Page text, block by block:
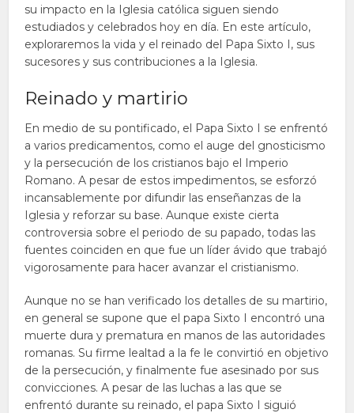
su impacto en la Iglesia católica siguen siendo
estudiados y celebrados hoy en día. En este artículo,
exploraremos la vida y el reinado del Papa Sixto I, sus
sucesores y sus contribuciones a la Iglesia.
Reinado y martirio
En medio de su pontificado, el Papa Sixto I se enfrentó
a varios predicamentos, como el auge del gnosticismo
y la persecución de los cristianos bajo el Imperio
Romano. A pesar de estos impedimentos, se esforzó
incansablemente por difundir las enseñanzas de la
Iglesia y reforzar su base. Aunque existe cierta
controversia sobre el periodo de su papado, todas las
fuentes coinciden en que fue un líder ávido que trabajó
vigorosamente para hacer avanzar el cristianismo.
Aunque no se han verificado los detalles de su martirio,
en general se supone que el papa Sixto I encontró una
muerte dura y prematura en manos de las autoridades
romanas. Su firme lealtad a la fe le convirtió en objetivo
de la persecución, y finalmente fue asesinado por sus
convicciones. A pesar de las luchas a las que se
enfrentó durante su reinado, el papa Sixto I siguió